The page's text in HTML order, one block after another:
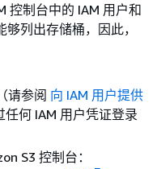
控制台中的 IAM 用户和
列出存储桶，因此，
请参阅 向 IAM 用户提供
任何 IAM 用户凭证登录
S3 控制台：